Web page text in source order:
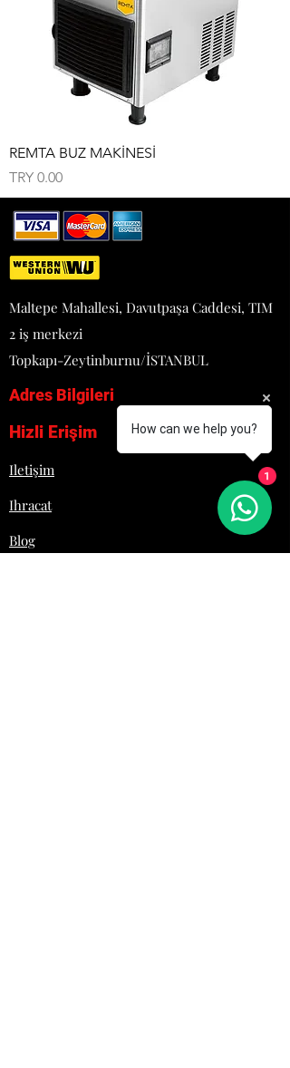
REMTA BUZ MAKİNESİ
Price
TRY 0.00
Maltepe Mahallesi, Davutpaşa Caddesi, TIM
2 iş merkezi
Topkapı-Zeytinburnu/İSTANBUL
Adres Bilgileri
Hizli Erişim
Iletişim
Ihracat
Blog
How can we help you?
1